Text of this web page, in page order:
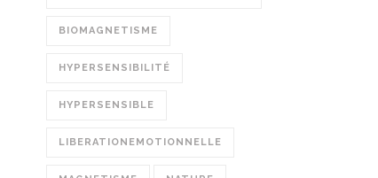
BIOMAGNETISME
HYPERSENSIBILITÉ
HYPERSENSIBLE
LIBERATIONEMOTIONNELLE